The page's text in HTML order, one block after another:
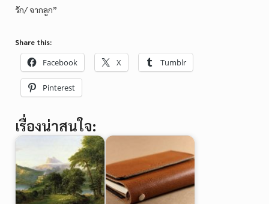
รัก/ จากลูก”
Share this:
Facebook X Tumblr
Pinterest
เรื่องน่าสนใจ: